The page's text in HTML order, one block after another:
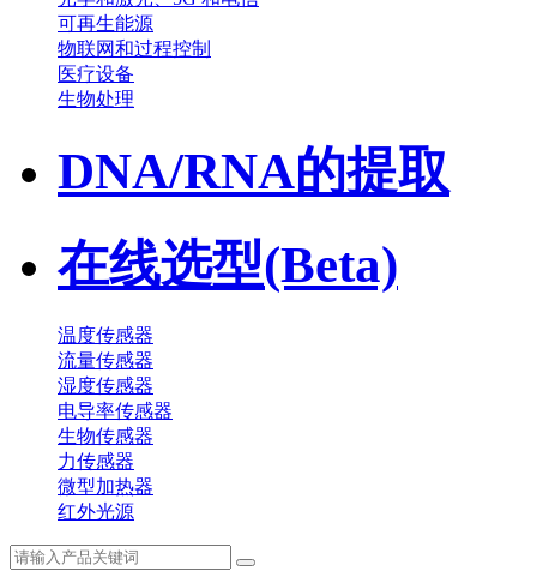
可再生能源
物联网和过程控制
医疗设备
生物处理
DNA/RNA的提取
在线选型(Beta)
温度传感器
流量传感器
湿度传感器
电导率传感器
生物传感器
力传感器
微型加热器
红外光源